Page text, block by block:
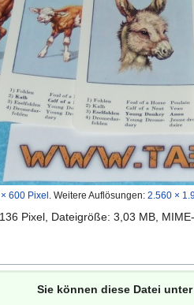
600 Pixel Weitere Auflösungen: 2.560 ×
Pixel, Dateigröße: 3,03 MB,
Sie können diese Datei